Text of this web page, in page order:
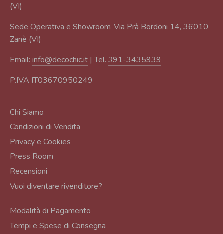
(VI)
Sede Operativa e Showroom: Via Prà Bordoni 14, 36010
Zanè (VI)
Email: info@decochic.it | Tel. 391-3435939
P.IVA IT03670950249
Chi Siamo
Condizioni di Vendita
Privacy e Cookies
Press Room
Recensioni
Vuoi diventare rivenditore?
Modalità di Pagamento
Tempi e Spese di Consegna